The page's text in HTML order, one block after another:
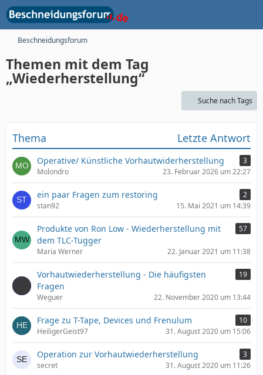
Beschneidungsforum
Themen mit dem Tag
„Wiederherstellung“
Suche nach Tags
Thema Letzte Antwort
Operative/ Künstliche Vorhautwiderherstellung
3
Molondro
23. Februar 2026 um 22:27
ein paar Fragen zum restoring
2
stan92
15. Mai 2021 um 14:39
Produkte von Ron Low - Wiederherstellung mit
dem TLC-Tugger
57
Maria Werner 22. Januar 2021 um 11:38
Vorhautwiederherstellung - Die häufigsten
Fragen
19
Weguer 22. November 2020 um 13:44
Frage zu T-Tape, Devices und Frenulum
10
HeiligerGeist97
31. August 2020 um 15:06
Operation zur Vorhautwiederherstellung
3
secret
31. August 2020 um 11:26